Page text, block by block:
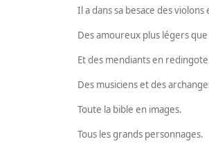
Il a dans sa besace des violons
Des amoureux plus légers que
Et des mendiants en
Des musiciens et des
Toute la bible en images.
Tous les grands personnages.